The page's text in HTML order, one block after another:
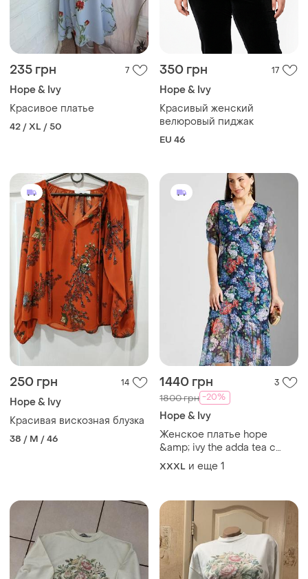
235 грн 7
Hope & Ivy
Красивое платье
42 / XL / 50
350 грн 17
Hope & Ivy
Красивый женский
велюровый пиджак
EU 46
250 грн 14
Hope & Ivy
Красивая вискозная блузка
38 / M / 46
1440 грн 3
1800 грн -20%
Hope & Ivy
Женское платье hope
&amp; ivy the adda tea с
пуговицами и заниженным
подолом для особого
XXXL и еще 1